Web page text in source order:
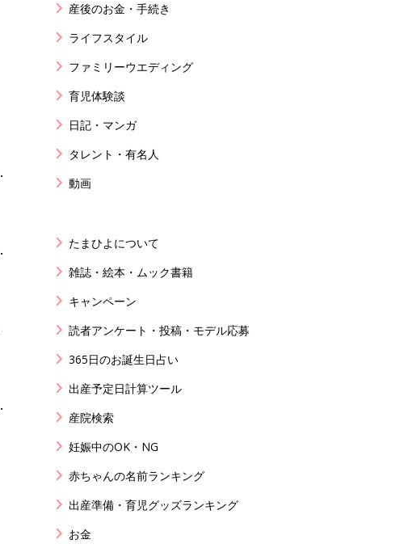
産後のお金・手続き
ライフスタイル
ファミリーウエディング
育児体験談
日記・マンガ
タレント・有名人
動画
たまひよについて
雑誌・絵本・ムック書籍
キャンペーン
読者アンケート・投稿・モデル応募
365日のお誕生日占い
出産予定日計算ツール
産院検索
妊娠中のOK・NG
赤ちゃんの名前ランキング
出産準備・育児グッズランキング
お金